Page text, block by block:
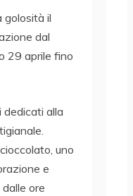
golosità il
dal
29 aprile fino
dedicati alla
uno
e
ore